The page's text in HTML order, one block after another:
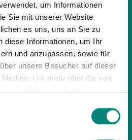
um Informationen
Sie mit unserer Website
es uns, uns an Sie zu
diese Informationen, um Ihr
und anzupassen, sowie für
unsere Besucher auf dieser
Um mehr über die von
usar Kenjo ahora
horario y te
el producto.
DE PRUEBA